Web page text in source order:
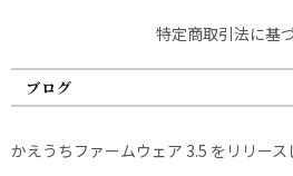
特定商取引法に基
ブログ
かえうちファームウェア 3.5 をリリース